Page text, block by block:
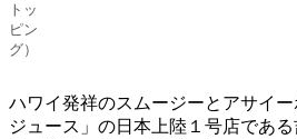
トッ
ピン
グ）
ハワイ発祥のスムージーとアサイ
ジュース」の日本上陸１号店であ